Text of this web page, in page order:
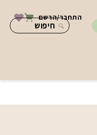
התחבר/הרשם